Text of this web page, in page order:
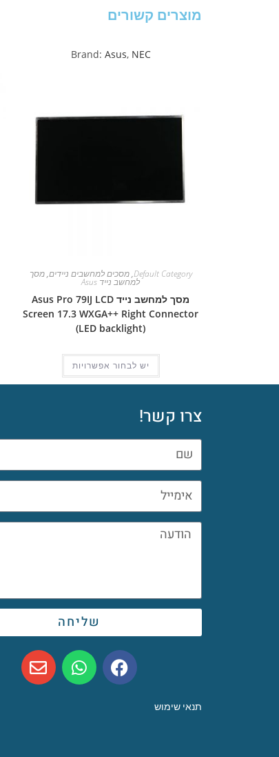
מוצרים קשורים
Brand: Asus, NEC
Default Category
,מסכים למחשבים ניידים,מסך
למחשב נייד Asus
מסך למחשב נייד Asus Pro 79IJ LCD
Screen 17.3 WXGA++ Right Connector
(LED backlight)
יש לבחור אפשרויות
צרו קשר!
שליחה
תנאי שימוש